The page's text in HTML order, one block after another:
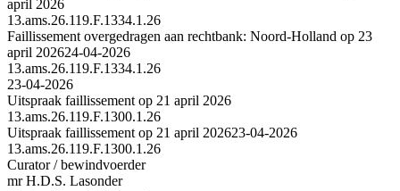
april 2026
13.ams.26.119.F.1334.1.26
Faillissement overgedragen aan rechtbank: Noord-Holland op 23
april 202624-04-2026
13.ams.26.119.F.1334.1.26
23-04-2026
Uitspraak faillissement op 21 april 2026
13.ams.26.119.F.1300.1.26
Uitspraak faillissement op 21 april 202623-04-2026
13.ams.26.119.F.1300.1.26
Curator / bewindvoerder
mr H.D.S. Lasonder